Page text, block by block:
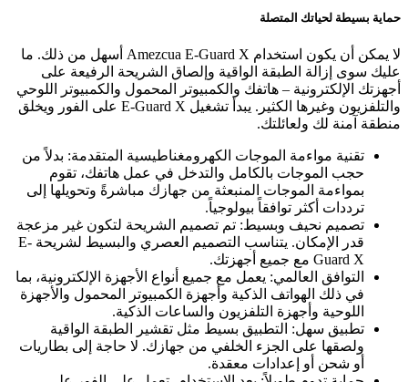
حماية بسيطة لحياتك المتصلة
لا يمكن أن يكون استخدام Amezcua E-Guard X أسهل من ذلك. ما
عليك سوى إزالة الطبقة الواقية وإلصاق الشريحة الرفيعة على
أجهزتك الإلكترونية – هاتفك والكمبيوتر المحمول والكمبيوتر اللوحي
والتلفزيون وغيرها الكثير. يبدأ تشغيل E-Guard X على الفور ويخلق
منطقة آمنة لك ولعائلتك.
تقنية مواءمة الموجات الكهرومغناطيسية المتقدمة: بدلاً من
حجب الموجات بالكامل والتدخل في عمل هاتفك، تقوم
بمواءمة الموجات المنبعثة من جهازك مباشرةً وتحويلها إلى
ترددات أكثر توافقاً بيولوجياً.
تصميم نحيف وبسيط: تم تصميم الشريحة لتكون غير مزعجة
قدر الإمكان. يتناسب التصميم العصري والبسيط لشريحة E-
Guard X مع جميع أجهزتك.
التوافق العالمي: يعمل مع جميع أنواع الأجهزة الإلكترونية، بما
في ذلك الهواتف الذكية وأجهزة الكمبيوتر المحمول والأجهزة
اللوحية وأجهزة التلفزيون والساعات الذكية.
تطبيق سهل: التطبيق بسيط مثل تقشير الطبقة الواقية
ولصقها على الجزء الخلفي من جهازك. لا حاجة إلى بطاريات
أو شحن أو إعدادات معقدة.